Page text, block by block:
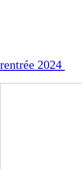
rentrée 2024